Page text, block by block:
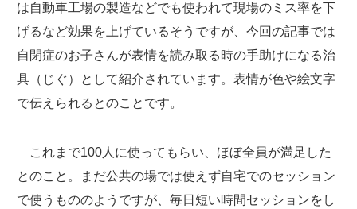
は自動車工場の製造などでも使われて現場のミス率を下
げるなど効果を上げているそうですが、今回の記事では
自閉症のお子さんが表情を読み取る時の手助けになる治
具（じぐ）として紹介されています。表情が色や絵文字
で伝えられるとのことです。
これまで100人に使ってもらい、ほぼ全員が満足した
とのこと。まだ公共の場では使えず自宅でのセッション
で使うもののようですが、毎日短い時間セッションをし